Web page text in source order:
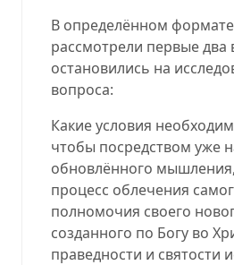
В определённом
рассмотрели первые два
остановились на
вопроса:
Какие условия
чтобы посредством уже
обновлённого
процесс облечения
полномочия своего
созданного по Богу во
праведности и святости